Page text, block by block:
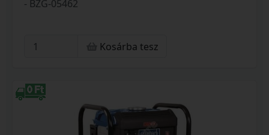
- BZG-05462
Kosárba tesz